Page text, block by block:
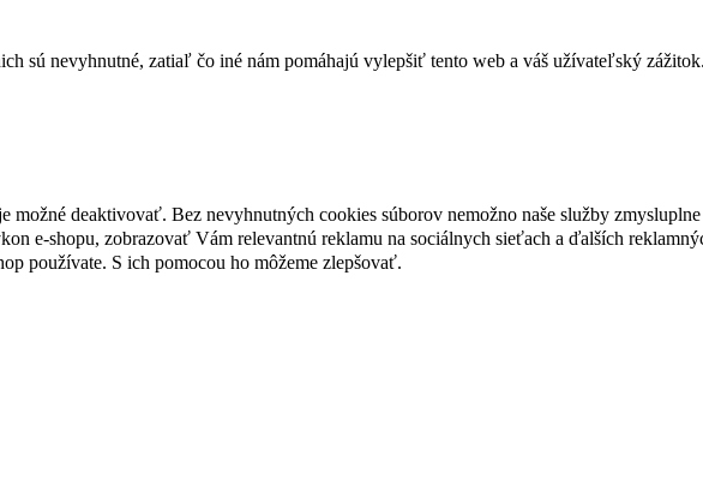
sú nevyhnutné, zatiaľ čo iné nám pomáhajú vylepšiť tento web a váš užívateľský
možné deaktivovať. Bez nevyhnutných cookies súborov nemožno naše služby
e-shopu, zobrazovať Vám relevantnú reklamu na sociálnych sieťach a ďalších
používate. S ich pomocou ho môžeme zlepšovať.